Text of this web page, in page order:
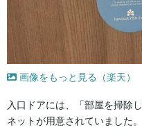
画像をもっと見る（楽天）
入口ドアには、「部屋を掃除
ネットが用意されていました。